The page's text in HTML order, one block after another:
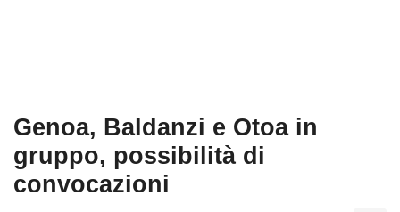
Genoa, Baldanzi e Otoa in
gruppo, possibilità di
convocazioni